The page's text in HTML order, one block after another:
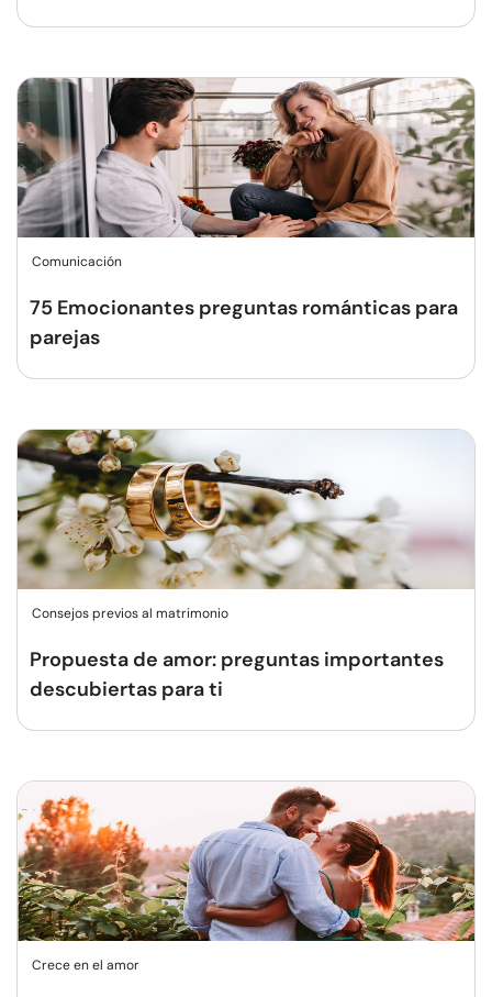
Comunicación
75 Emocionantes preguntas románticas para
parejas
Consejos previos al matrimonio
Propuesta de amor: preguntas importantes
descubiertas para ti
Crece en el amor